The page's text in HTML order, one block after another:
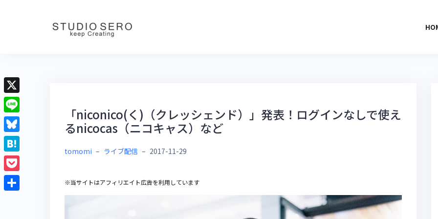
「niconico(く)（クレッシェンド）」発表！ログインなしで使え
るnicocas（ニコキャス）など
tomomi – ライブ配信 – 2017-11-29
※当サイトはアフィリエイト広告を利用しています
X
L
i
n
e
B
l
u
e
H
a
t
P